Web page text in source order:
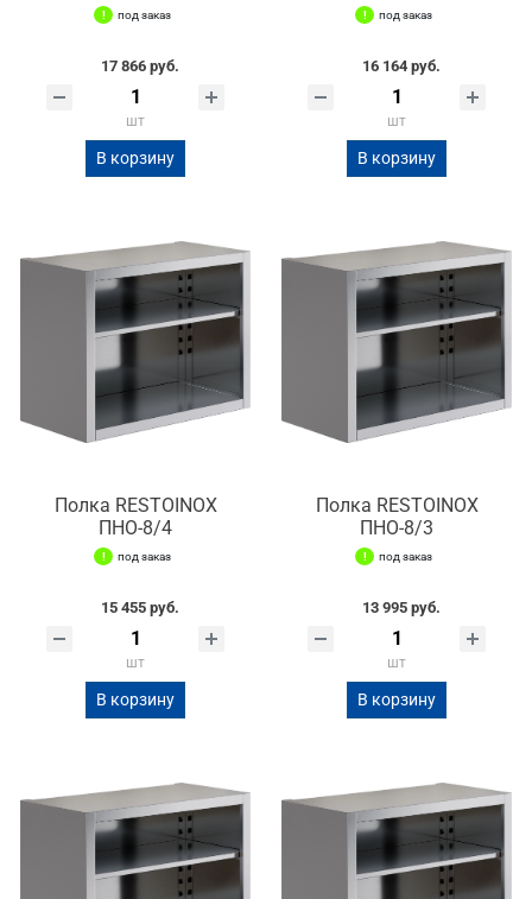
под заказ
17 866 руб.
шт
В корзину
под заказ
16 164 руб.
шт
В корзину
Полка RESTOINOX
ПНО-8/4
под заказ
15 455 руб.
шт
В корзину
Полка RESTOINOX
ПНО-8/3
под заказ
13 995 руб.
шт
В корзину